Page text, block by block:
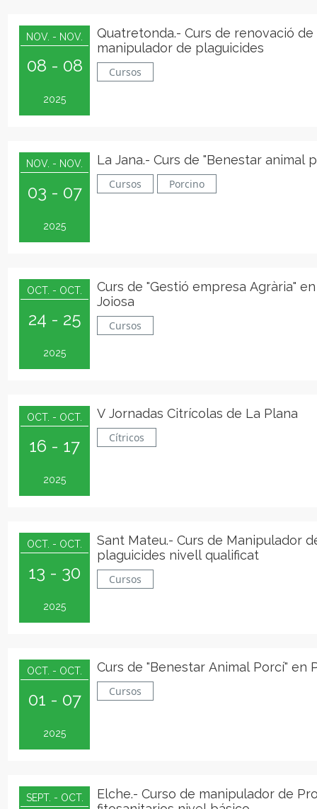
NOV. - NOV.
08 - 08
2025
Quatretonda.- Curs de renovació de
manipulador de plaguicides
Cursos
NOV. - NOV.
03 - 07
2025
La Jana.- Curs de "Benestar animal
Cursos Porcino
OCT. - OCT.
24 - 25
2025
Curs de "Gestió empresa Agrària"
Joiosa
Cursos
OCT. - OCT.
16 - 17
2025
V Jornadas Citrícolas de La Plana
Cítricos
OCT. - OCT.
13 - 30
2025
Sant Mateu.- Curs de Manipulador
plaguicides nivell qualificat
Cursos
OCT. - OCT.
01 - 07
2025
Curs de "Benestar Animal Porcí" en
Cursos
SEPT. - OCT.
Elche.- Curso de manipulador de